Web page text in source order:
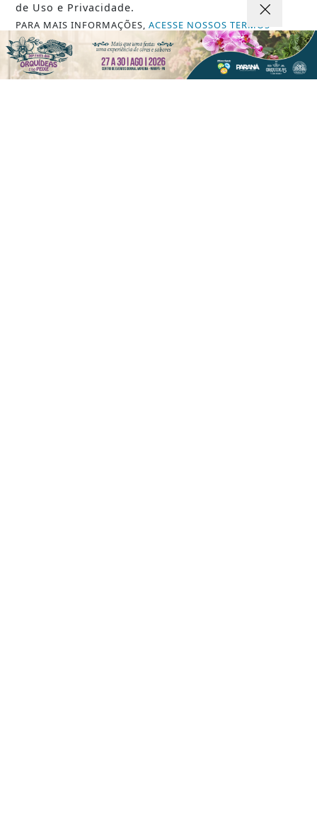
06 DE AGO
ECONOMIA
Balança comercial de julho tem
superávit de US$ 7 bilhões
de Uso e Privacidade.
PARA MAIS INFORMAÇÕES,ACESSE NOSSOS TERMOS
CLICANDO AQUI
PROSSEGUIR